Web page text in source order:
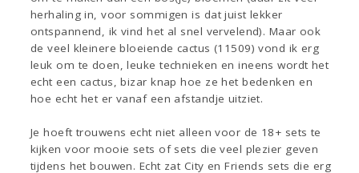
herhaling in, voor sommigen is dat juist lekker
ontspannend, ik vind het al snel vervelend). Maar ook
de veel kleinere bloeiende cactus (11509) vond ik erg
leuk om te doen, leuke technieken en ineens wordt het
echt een cactus, bizar knap hoe ze het bedenken en
hoe echt het er vanaf een afstandje uitziet.
Je hoeft trouwens echt niet alleen voor de 18+ sets te
kijken voor mooie sets of sets die veel plezier geven
tijdens het bouwen. Echt zat City en Friends sets die erg